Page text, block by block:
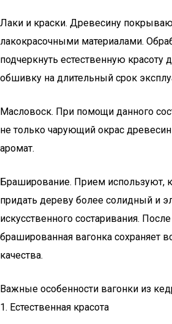
Лаки и краски. Древесину
лакокрасочными материалами.
подчеркнуть естественную красоту
обшивку на длительный срок
Масловоск. При помощи данного
не только чарующий окрас
аромат.
Браширование. Прием используют,
придать дереву более солидный и
искусственного состаривания.
брашированная вагонка сохраняет
качества.
Важные особенности вагонки из
1. Естественная красота